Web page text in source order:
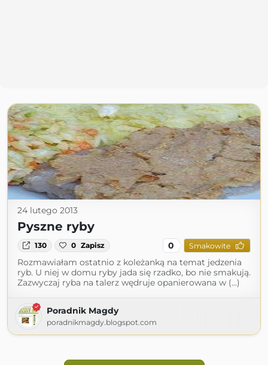
24 lutego 2013
Pyszne ryby
130 0 Zapisz 0 Smakowite
Rozmawiałam ostatnio z koleżanką na temat jedzenia
ryb. U niej w domu ryby jada się rzadko, bo nie smakują.
Zazwyczaj ryba na talerz wędruje opanierowana w (...)
Poradnik Magdy
poradnikmagdy.blogspot.com